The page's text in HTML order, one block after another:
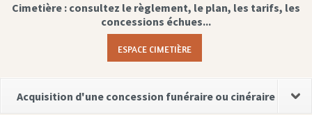
Cimetière : consultez le règlement, le plan, les tarifs, les
concessions échues...
ESPACE CIMETIÈRE
Acquisition d'une concession funéraire ou cinéraire